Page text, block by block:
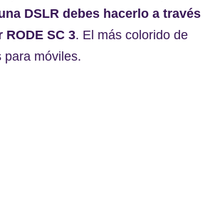
DSLR debes hacerlo a través
SC 3. El más colorido de
para móviles.